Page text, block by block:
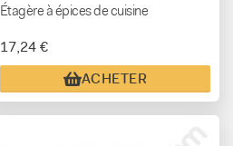
Étagère à épices de cuisine
17,24 €
ACHETER